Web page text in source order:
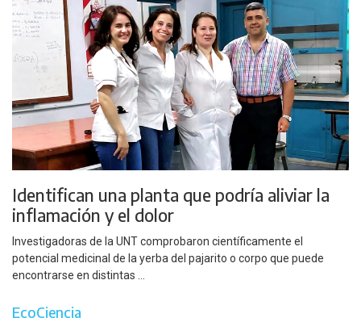
Identifican una planta que podría aliviar la
inflamación y el dolor
Investigadoras de la UNT comprobaron científicamente el
potencial medicinal de la yerba del pajarito o corpo que puede
encontrarse en distintas ...
EcoCiencia